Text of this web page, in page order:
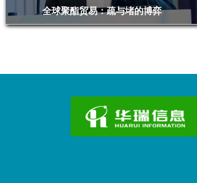
全球聚酯贸易：疏与堵的博弈
浙江华瑞信息资讯股份有限公司资深分析师 郭杨承